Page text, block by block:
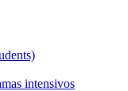
intensivos